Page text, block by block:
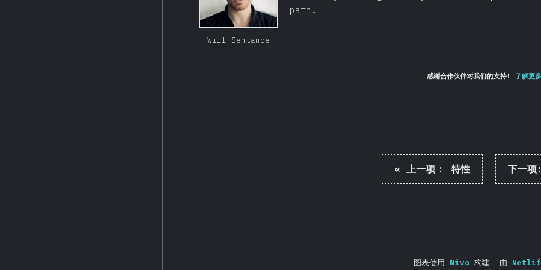
Will Sentance
path.
感谢合作伙伴对我们的支持! 了解更多
« 上一项： 特性 下一项:
图表使用 Nivo构建. 由